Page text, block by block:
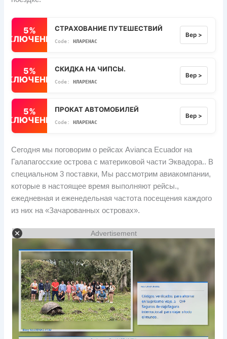
5%
СТРАХОВАНИЕ ПУТЕШЕСТВИЙ
НЛАРЕНАС
Вер >
5%
СКИДКА НА ЧИПСЫ.
НЛАРЕНАС
Вер >
5%
ПРОКАТ АВТОМОБИЛЕЙ
НЛАРЕНАС
Вер >
Сегодня мы поговорим о рейсах Avianca Ecuador на
Галапагосские острова с материковой части Эквадора.. В
специальном 3 поставки, Мы рассмотрим авиакомпании,
которые в настоящее время выполняют рейсы.,
ежедневная и еженедельная частота посещения каждого
из них на «Зачарованных островах».
Advertisement